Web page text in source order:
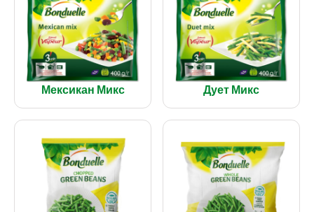
Мексикан Микс Дует Микс